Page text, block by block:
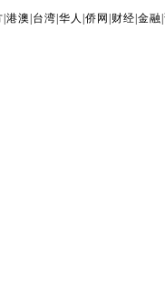
|港澳 台湾 |华人 |侨网 财经 |金融 |